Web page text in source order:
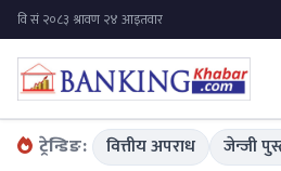
ट्रेन्डिङ: वित्तीय अपराध जेन्जी